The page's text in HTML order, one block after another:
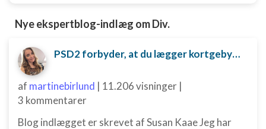
Nye ekspertblog-indlæg om Div.
PSD2 forbyder, at du lægger kortgebyret ud til dine kunder fra 1. januar 2018
af martinebirlund | 11.206 visninger |
3 kommentarer
Blog indlægget er skrevet af Susan Kaae Jeg har